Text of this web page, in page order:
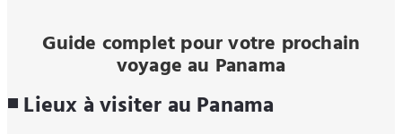
Guide complet pour votre prochain
voyage au Panama
◾ Lieux à visiter au Panama